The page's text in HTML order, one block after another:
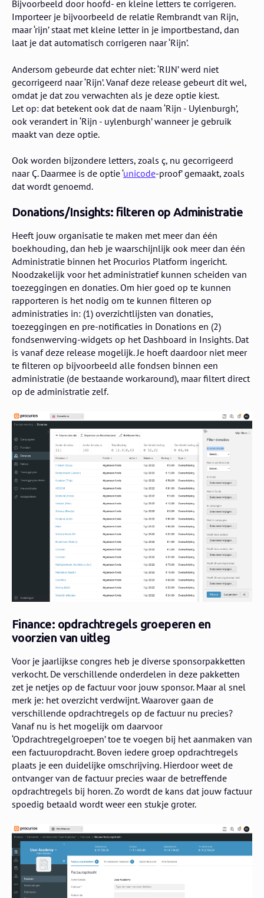
Bijvoorbeeld door hoofd- en kleine letters te corrigeren.
Importeer je bijvoorbeeld de relatie Rembrandt van Rijn,
maar ‘rijn’ staat met kleine letter in je importbestand, dan
laat je dat automatisch corrigeren naar ‘Rijn’.
Andersom gebeurde dat echter niet: ‘RIJN’ werd niet
gecorrigeerd naar ‘Rijn’. Vanaf deze release gebeurt dit wel,
omdat je dat zou verwachten als je deze optie kiest.
Let op: dat betekent ook dat de naam ‘Rijn - Uylenburgh’,
ook verandert in ‘Rijn - uylenburgh’ wanneer je gebruik
maakt van deze optie.
Ook worden bijzondere letters, zoals ç, nu gecorrigeerd
naar Ç. Daarmee is de optie ‘unicode-proof’ gemaakt, zoals
dat wordt genoemd.
Donations/Insights: filteren op Administratie
Heeft jouw organisatie te maken met meer dan één
boekhouding, dan heb je waarschijnlijk ook meer dan één
Administratie binnen het Procurios Platform ingericht.
Noodzakelijk voor het administratief kunnen scheiden van
toezeggingen en donaties. Om hier goed op te kunnen
rapporteren is het nodig om te kunnen filteren op
administraties in: (1) overzichtlijsten van donaties,
toezeggingen en pre-notificaties in Donations en (2)
fondsenwerving-widgets op het Dashboard in Insights. Dat
is vanaf deze release mogelijk. Je hoeft daardoor niet meer
te filteren op bijvoorbeeld alle fondsen binnen een
administratie (de bestaande workaround), maar filtert direct
op de administratie zelf.
Finance: opdrachtregels groeperen en
voorzien van uitleg
Voor je jaarlijkse congres heb je diverse sponsorpakketten
verkocht. De verschillende onderdelen in deze pakketten
zet je netjes op de factuur voor jouw sponsor. Maar al snel
merk je: het overzicht verdwijnt. Waarover gaan de
verschillende opdrachtregels op de factuur nu precies?
Vanaf nu is het mogelijk om daarvoor
‘Opdrachtregelgroepen’ toe te voegen bij het aanmaken van
een factuuropdracht. Boven iedere groep opdrachtregels
plaats je een duidelijke omschrijving. Hierdoor weet de
ontvanger van de factuur precies waar de betreffende
opdrachtregels bij horen. Zo wordt de kans dat jouw factuur
spoedig betaald wordt weer een stukje groter.